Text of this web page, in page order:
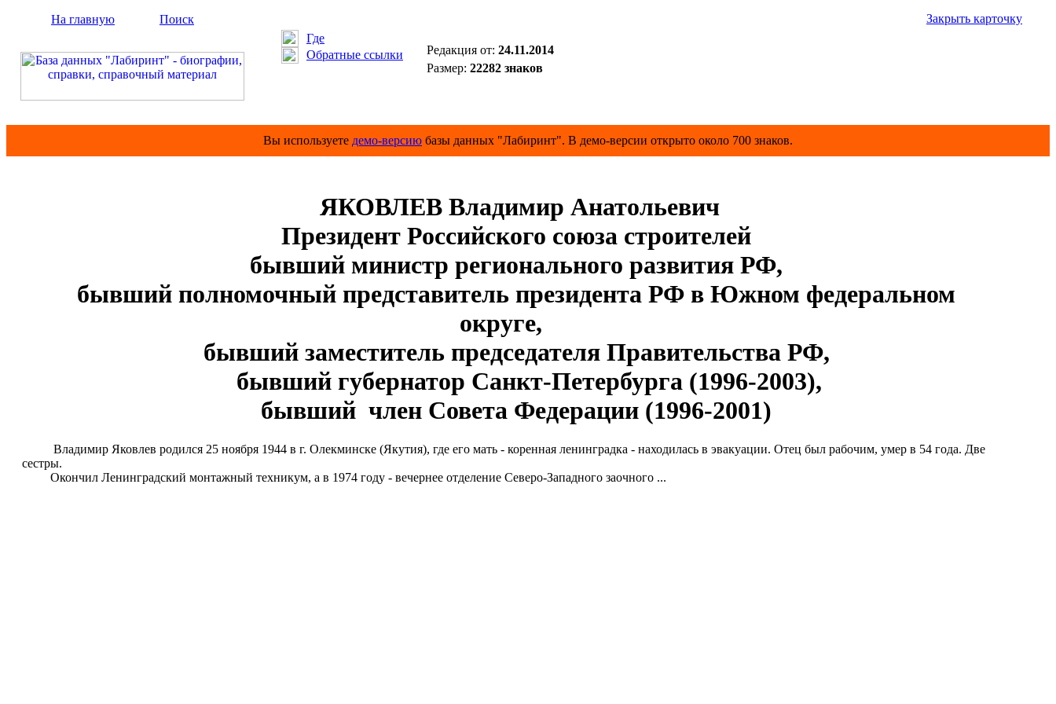
На главную
Поиск
Где
Обратные ссылки
Закрыть карточку
Редакция от: 24.11.2014
Размер: 22282 знаков
Вы используете демо-версию базы данных "Лабиринт". В демо-версии открыто около 700 знаков.
ЯКОВЛЕВ Владимир Анатольевич
Президент Российского союза строителей
бывший министр регионального развития РФ,
бывший полномочный представитель президента РФ в Южном федеральном
округе,
бывший заместитель председателя Правительства РФ,
бывший губернатор Санкт-Петербурга (1996-2003),
бывший член Совета Федерации (1996-2001)
Владимир Яковлев родился 25 ноября 1944 в г. Олекминске (Якутия), где его мать - коренная ленинградка - находилась в эвакуации. Отец был рабочим, умер в 54 года. Две
сестры.
Окончил Ленинградский монтажный техникум, а в 1974 году - вечернее отделение Северо-Западного заочного ...